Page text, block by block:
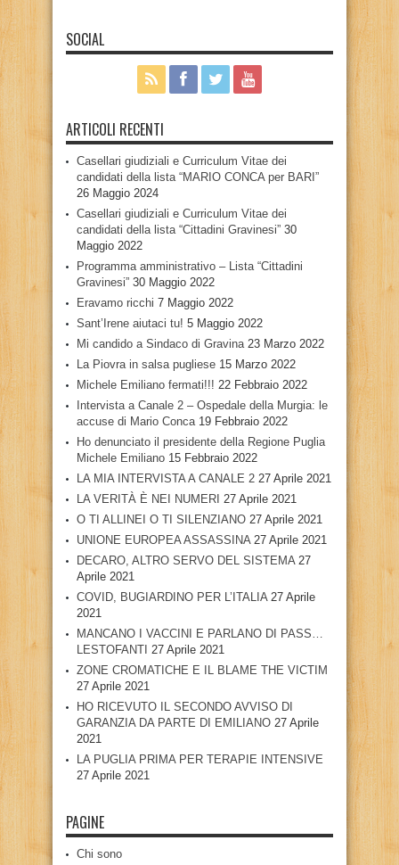
SOCIAL
ARTICOLI RECENTI
Casellari giudiziali e Curriculum Vitae dei
candidati della lista “MARIO CONCA per BARI”
26 Maggio 2024
Casellari giudiziali e Curriculum Vitae dei
candidati della lista “Cittadini Gravinesi” 30
Maggio 2022
Programma amministrativo – Lista “Cittadini
Gravinesi” 30 Maggio 2022
Eravamo ricchi 7 Maggio 2022
Sant’Irene aiutaci tu! 5 Maggio 2022
Mi candido a Sindaco di Gravina 23 Marzo 2022
La Piovra in salsa pugliese 15 Marzo 2022
Michele Emiliano fermati!!! 22 Febbraio 2022
Intervista a Canale 2 – Ospedale della Murgia: le
accuse di Mario Conca 19 Febbraio 2022
Ho denunciato il presidente della Regione Puglia
Michele Emiliano 15 Febbraio 2022
LA MIA INTERVISTA A CANALE 2 27 Aprile 2021
LA VERITÀ È NEI NUMERI 27 Aprile 2021
O TI ALLINEI O TI SILENZIANO 27 Aprile 2021
UNIONE EUROPEA ASSASSINA 27 Aprile 2021
DECARO, ALTRO SERVO DEL SISTEMA 27
Aprile 2021
COVID, BUGIARDINO PER L’ITALIA 27 Aprile
2021
MANCANO I VACCINI E PARLANO DI PASS…
LESTOFANTI 27 Aprile 2021
ZONE CROMATICHE E IL BLAME THE VICTIM
27 Aprile 2021
HO RICEVUTO IL SECONDO AVVISO DI
GARANZIA DA PARTE DI EMILIANO 27 Aprile
2021
LA PUGLIA PRIMA PER TERAPIE INTENSIVE
27 Aprile 2021
PAGINE
Chi sono